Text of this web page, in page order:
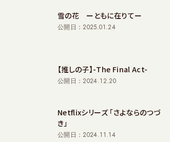
雪の花 ーともに在りてー
公開日：2025.01.24
【推しの子】-The Final Act-
公開日：2024.12.20
Netflixシリーズ 「さよならのつづ
き」
公開日：2024.11.14